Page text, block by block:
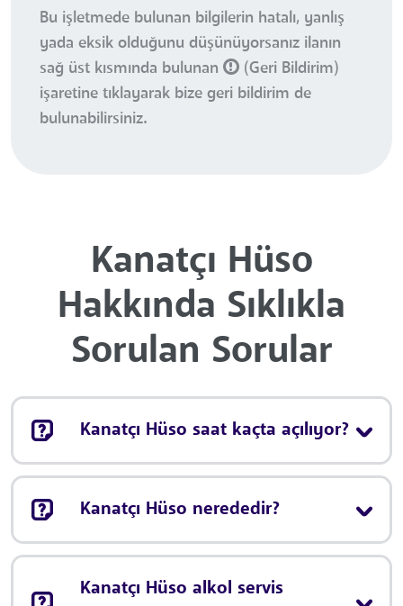
Bu işletmede bulunan bilgilerin hatalı, yanlış
yada eksik olduğunu düşünüyorsanız ilanın
sağ üst kısmında bulunan
(Geri Bildirim)
işaretine tıklayarak bize geri bildirim de
bulunabilirsiniz.
Kanatçı Hüso
Hakkında Sıklıkla
Sorulan Sorular
Kanatçı Hüso saat kaçta açılıyor?
Kanatçı Hüso nerededir?
Kanatçı Hüso alkol servis